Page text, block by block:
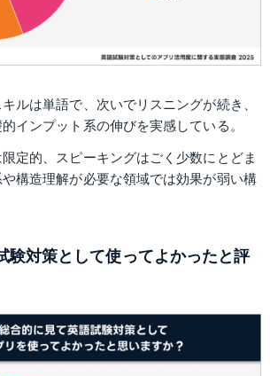
ルは単語で、次いでリスニングが続き、
インプット系の伸びを実感している。
定的、スピーキングはごく少数にとどま
構造理解が必要な領域では効果が弱い構
験対策として使ってよかったと評